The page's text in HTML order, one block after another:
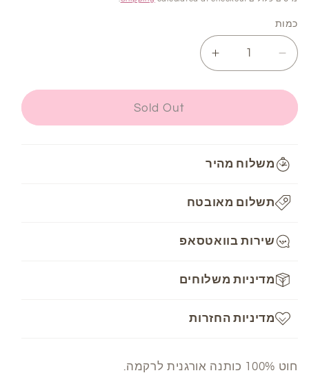
כמות
Decrease
quantity
for
רקמה
Mouline
-
Increase
quantity
for
רקמה
-
Sold Out
משלוח מהיר
תשלום מאובטח
שירות בוואטסאפ
מדיניות משלוחים
מדיניות החזרות
חוט 100% כותנה אורגנית לרקמה.